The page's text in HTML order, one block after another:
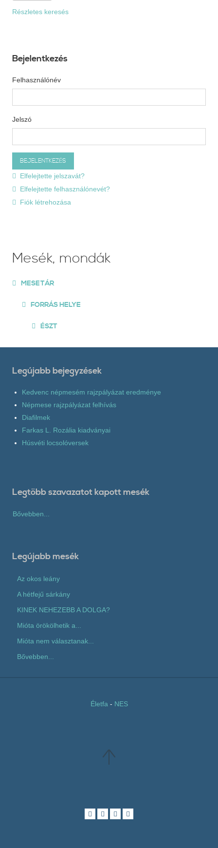
Részletes keresés
Bejelentkezés
Felhasználónév
Jelszó
Elfelejtette jelszavát?
Elfelejtette felhasználónevét?
Fiók létrehozása
Mesék, mondák
MESETÁR
FORRÁS HELYE
ÉSZT
Legújabb bejegyzések
Kedvenc népmesém rajzpályázat eredménye
Népmese rajzpályázat felhívás
Diafilmek
Farkas L. Rozália kiadványai
Húsvéti locsolóversek
Legtöbb szavazatot kapott mesék
Bővebben...
Legújabb mesék
Az okos leány
A hétfejű sárkány
KINEK NEHEZEBB A DOLGA?
Mióta örökölhetik a...
Mióta nem választanak...
Bővebben...
Életfa - NES